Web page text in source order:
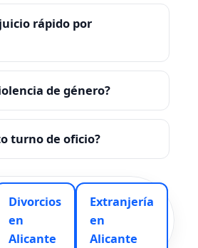
rápido por
de género?
turno de oficio?
Divorcios
en
Alicante
Extranjería
en
Alicante